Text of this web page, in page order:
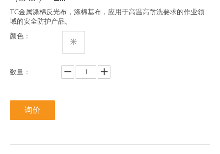
TC金属涤棉反光布，涤棉基布，应用于高温高耐洗要求的作业领
域的安全防护产品。
颜色：
米
数量：
询价